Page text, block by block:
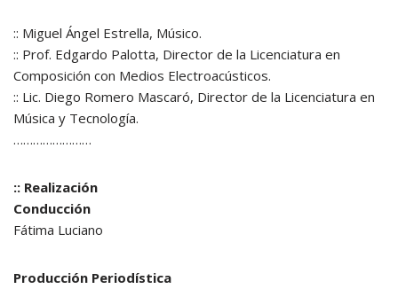
:: Miguel Ángel Estrella, Músico.
:: Prof. Edgardo Palotta, Director de la Licenciatura en
Composición con Medios Electroacústicos.
:: Lic. Diego Romero Mascaró, Director de la Licenciatura en
Música y Tecnología.
……………………
:: Realización
Conducción
Fátima Luciano
Producción Periodística